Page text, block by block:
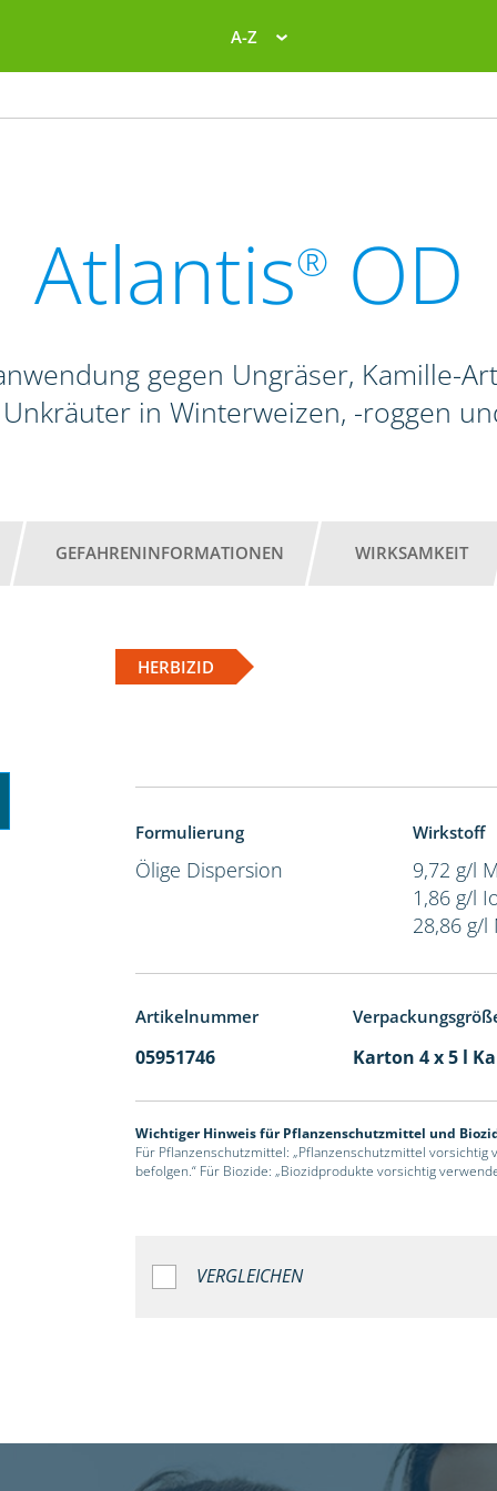
A-Z
Atlantis® OD
gegen Ungräser, Kamille-
in Winterweizen, -roggen
GEFAHRENINFORMATIONEN WIRKSAMKEIT
HERBIZID
Formulierung
Ölige Dispersion
Wirkstoff
9,72 g/l
1,86 g/l
28,86 g/l
Artikelnummer
05951746 Karton 4 x 5 l
Wichtiger Hinweis für Pflanzenschutzmittel und
Für Pflanzenschutzmittel: „Pflanzenschutzmittel
befolgen.“ Für Biozide: „Biozidprodukte vorsichtig
VERGLEICHEN